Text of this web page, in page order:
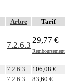
Arbre Tarif
7.2.6.3
29,77 €
Remboursement
7.2.6.3 106,08 €
7.2.6.3 83,60 €